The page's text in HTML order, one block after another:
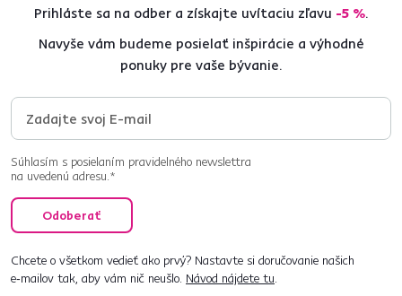
Prihláste sa na odber a získajte uvítaciu zľavu -5 %.
Navyše vám budeme posielať inšpirácie a výhodné
ponuky pre vaše bývanie.
Súhlasím s posielaním pravidelného newslettra
na uvedenú adresu.*
Odoberať
Chcete o všetkom vedieť ako prvý? Nastavte si doručovanie našich
e‑mailov tak, aby vám nič neušlo. Návod nájdete tu.